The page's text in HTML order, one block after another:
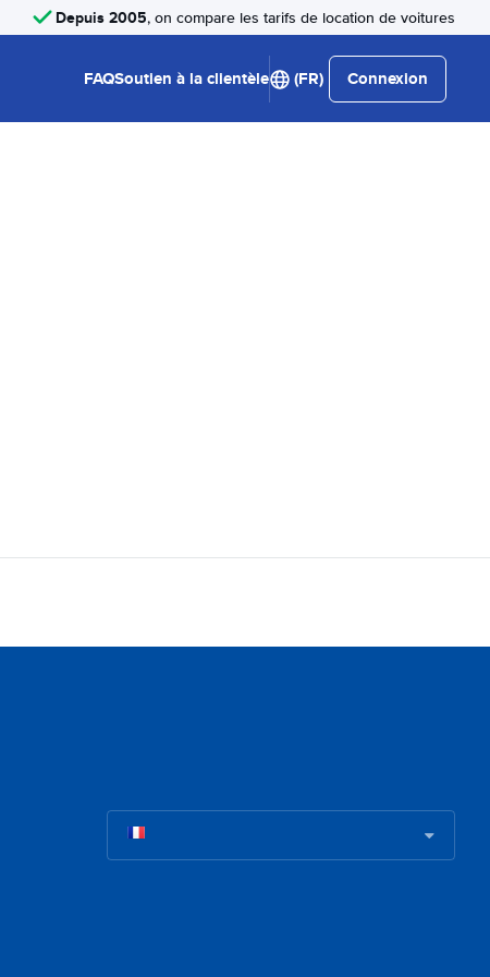
Depuis 2005, on compare les tarifs de location de voitures
FAQSoutien à la clientèle (FR) Connexion